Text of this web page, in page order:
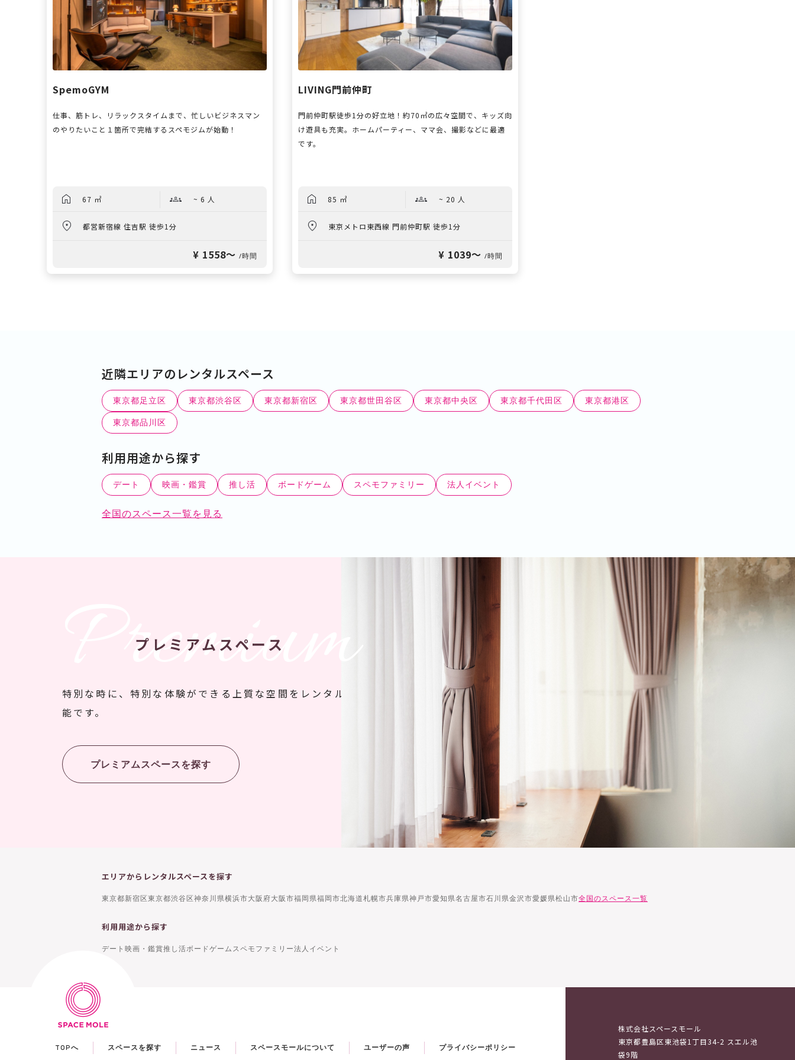
SpemoGYM
仕事、筋トレ、リラックスタイムまで、忙しいビジネスマン
のやりたいこと１箇所で完結するスペモジムが始動！
67 ㎡ ~ 6 人
都営新宿線 住吉駅 徒歩1分
¥ 1558〜 /時間
LIVING門前仲町
門前仲町駅徒歩1分の好立地！約70㎡の広々空間で、キッズ向
け遊具も充実。ホームパーティー、ママ会、撮影などに最適
です。
85 ㎡ ~ 20 人
東京メトロ東西線 門前仲町駅 徒歩1分
¥ 1039〜/時間
近隣エリアのレンタルスペース
東京都足立区 東京都渋谷区 東京都新宿区 東京都世田谷区 東京都中央区 東京都千代田区 東京都港区
東京都品川区
利用用途から探す
デート 映画・鑑賞 推し活 ボードゲーム スペモファミリー 法人イベント
全国のスペース一覧を見る
プレミアムスペース
Premium
特別な時に、特別な体験ができる上質な空間をレンタル可
能です。
プレミアムスペースを探す
エリアからレンタルスペースを探す
東京都新宿区東京都渋谷区神奈川県横浜市大阪府大阪市福岡県福岡市北海道札幌市兵庫県神戸市愛知県名古屋市石川県金沢市愛媛県松山市全国のスペース一覧
利用用途から探す
デート 映画・鑑賞推し活ボードゲーム スペモファミリー法人イベント
TOPへ スペースを探す ニュース スペースモールについて ユーザーの声 プライバシーポリシー
株式会社スペースモール
東京都豊島区東池袋1丁目34-2 スエル池
袋9階